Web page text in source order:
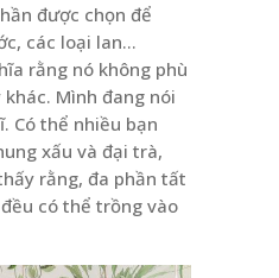
được chọn để
các loại lan…
rằng nó không phù
Mình đang nói
Có thể nhiều bạn
xấu và đại trà,
rằng, đa phần tất
có thể trồng vào